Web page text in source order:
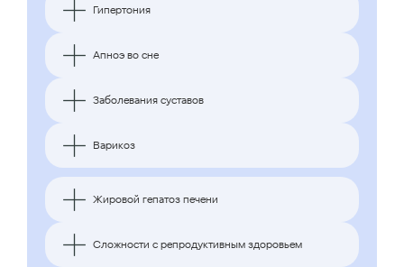
Гипертония
Апноэ во сне
Заболевания суставов
Варикоз
Жировой гепатоз печени
Сложности с репродуктивным здоровьем